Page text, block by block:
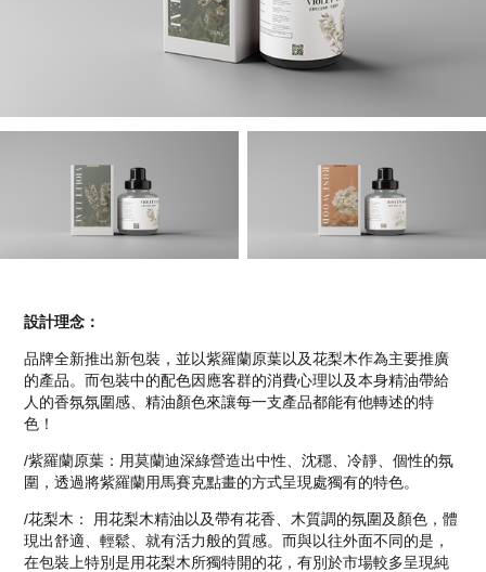
設計理念：
品牌全新推出新包裝，並以紫羅蘭原葉以及花梨木作為主要推廣
的產品。而包裝中的配色因應客群的消費心理以及本身精油帶給
人的香氛氛圍感、精油顏色來讓每一支產品都能有他轉述的特
色！
/紫羅蘭原葉：用莫蘭迪深綠營造出中性、沈穩、冷靜、個性的氛
圍，透過將紫羅蘭用馬賽克點畫的方式呈現處獨有的特色。
/花梨木： 用花梨木精油以及帶有花香、木質調的氛圍及顏色，體
現出舒適、輕鬆、就有活力般的質感。而與以往外面不同的是，
在包裝上特別是用花梨木所獨特開的花，有別於市場較多呈現純